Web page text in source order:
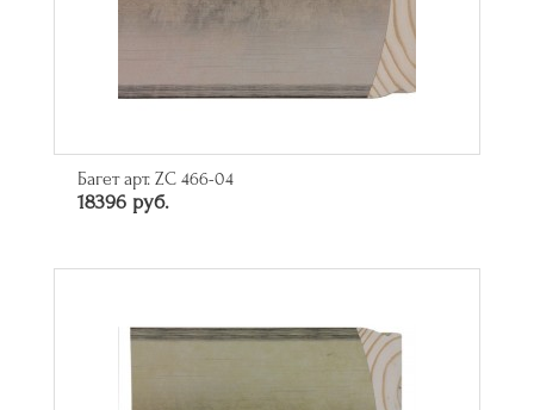
Багет арт. ZC 466-04
18396 руб.